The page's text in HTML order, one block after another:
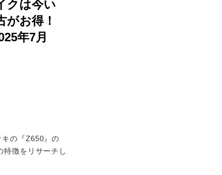
クは今い
お得！
年7月
の『Z650』の
徴をリサーチし